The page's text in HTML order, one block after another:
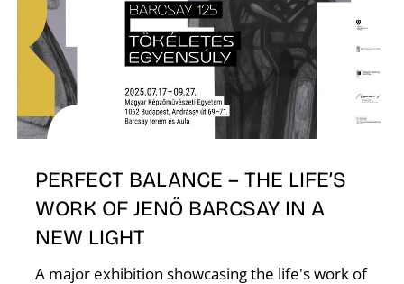
PERFECT BALANCE – THE LIFE’S
WORK OF JENŐ BARCSAY IN A
NEW LIGHT
A major exhibition showcasing the life's work of